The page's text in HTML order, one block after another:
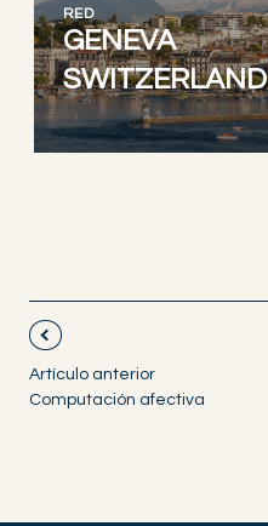
RED
GENEVA
SWITZERLAND
Artículo anterior
Computación afectiva